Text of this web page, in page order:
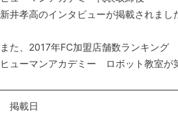
新井孝高のインタビューが掲載されまし
また、2017年FC加盟店舗数ランキン
ヒューマンアカデミー ロボット教室が
掲載